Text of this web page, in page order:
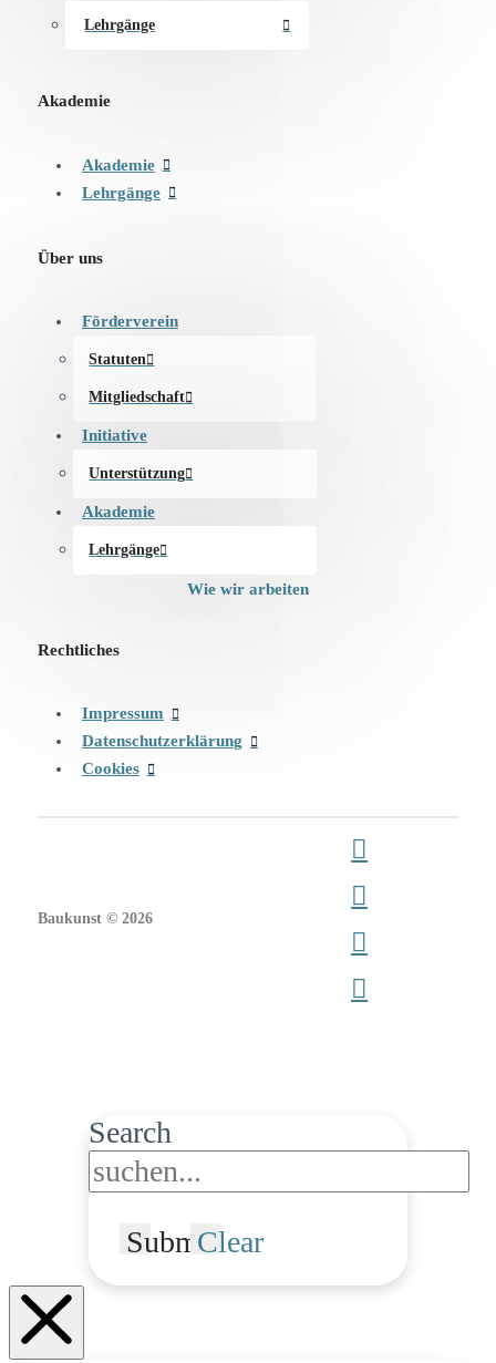
Lehrgänge
Akademie
Akademie
Lehrgänge
Über uns
Förderverein
Statuten
Mitgliedschaft
Initiative
Unterstützung
Akademie
Lehrgänge
Wie wir arbeiten
Rechtliches
Impressum
Datenschutzerklärung
Cookies
Baukunst © 2026
Search
SubmitClear